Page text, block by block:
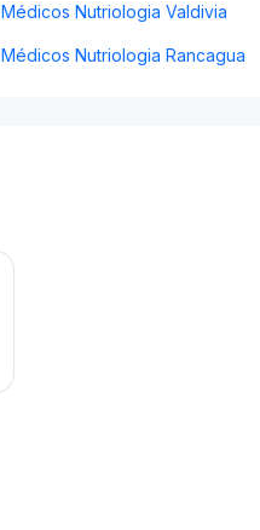
Médicos Nutriologia Valdivia
Médicos Nutriologia Rancagua